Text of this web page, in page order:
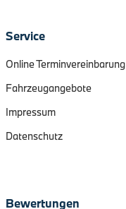
Service
Online Terminvereinbarung
Fahrzeugangebote
Impressum
Datenschutz
Bewertungen